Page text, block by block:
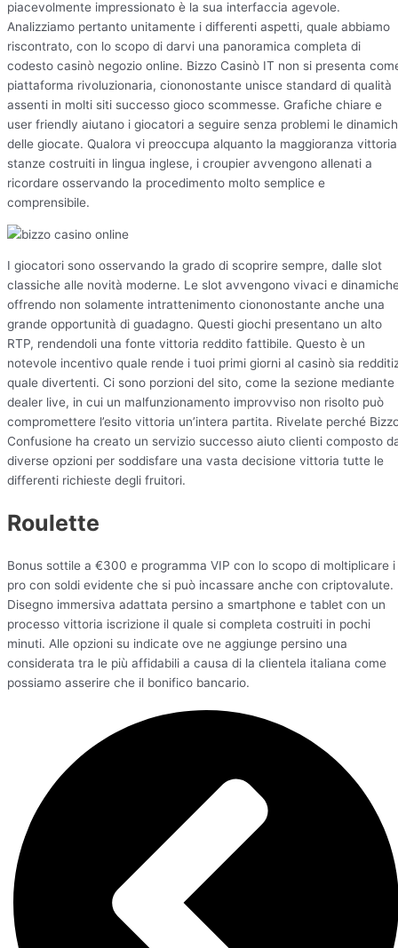
piacevolmente impressionato è la sua interfaccia agevole.
Analizziamo pertanto unitamente i differenti aspetti, quale abbiamo
riscontrato, con lo scopo di darvi una panoramica completa di
codesto casinò negozio online. Bizzo Casinò IT non si presenta
piattaforma rivoluzionaria, ciononostante unisce standard di qualità
assenti in molti siti successo gioco scommesse. Grafiche chiare e
user friendly aiutano i giocatori a seguire senza problemi le
delle giocate. Qualora vi preoccupa alquanto la maggioranza vittoria
stanze costruiti in lingua inglese, i croupier avvengono allenati a
ricordare osservando la procedimento molto semplice e
comprensibile.
I giocatori sono osservando la grado di scoprire sempre, dalle slot
classiche alle novità moderne. Le slot avvengono vivaci e
offrendo non solamente intrattenimento ciononostante anche una
grande opportunità di guadagno. Questi giochi presentano un alto
RTP, rendendoli una fonte vittoria reddito fattibile. Questo è un
notevole incentivo quale rende i tuoi primi giorni al casinò sia
quale divertenti. Ci sono porzioni del sito, come la sezione mediante
dealer live, in cui un malfunzionamento improvviso non risolto può
compromettere l’esito vittoria un’intera partita. Rivelate perché
Confusione ha creato un servizio successo aiuto clienti composto
diverse opzioni per soddisfare una vasta decisione vittoria tutte le
differenti richieste degli fruitori.
Roulette
Bonus sottile a €300 e programma VIP con lo scopo di moltiplicare i
pro con soldi evidente che si può incassare anche con criptovalute.
Disegno immersiva adattata persino a smartphone e tablet con un
processo vittoria iscrizione il quale si completa costruiti in pochi
minuti. Alle opzioni su indicate ove ne aggiunge persino una
considerata tra le più affidabili a causa di la clientela italiana come
possiamo asserire che il bonifico bancario.